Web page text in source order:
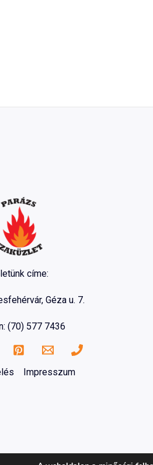
címe:
Géza u. 7.
(70) 577 7436
Impresszum